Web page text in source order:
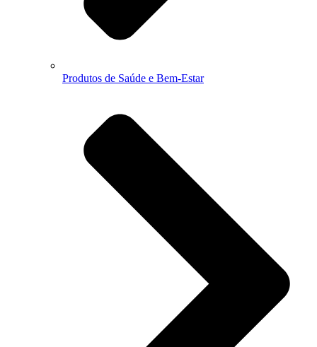
Produtos de Saúde e Bem-Estar